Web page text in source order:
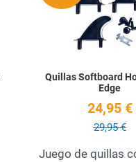
Quick View
Quillas Softboard
Edge
24,95 €
29,95 €
Juego de quillas